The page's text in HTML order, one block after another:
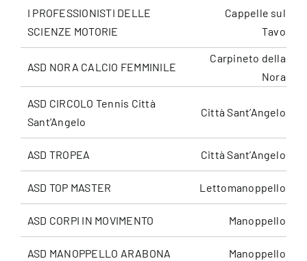
I PROFESSIONISTI DELLE
SCIENZE MOTORIE
Cappelle sul
Tavo
ASD NORA CALCIO FEMMINILE
Carpineto della
Nora
ASD CIRCOLO Tennis Città
Sant’Angelo
Città Sant’Angelo
ASD TROPEA Città Sant’Angelo
ASD TOP MASTER Lettomanoppello
ASD CORPI IN MOVIMENTO Manoppello
ASD MANOPPELLO ARABONA Manoppello